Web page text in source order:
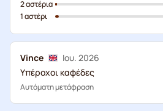
2 αστέρια
1 αστέρι
Vince
Ιου. 2026
Υπέροχοι καφέδες
Αυτόματη μετάφραση